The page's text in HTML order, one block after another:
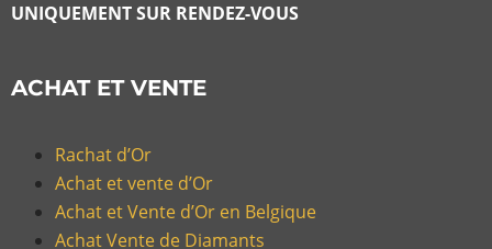
UNIQUEMENT SUR RENDEZ-VOUS
ACHAT ET VENTE
Rachat d’Or
Achat et vente d’Or
Achat et Vente d’Or en Belgique
Achat Vente de Diamants